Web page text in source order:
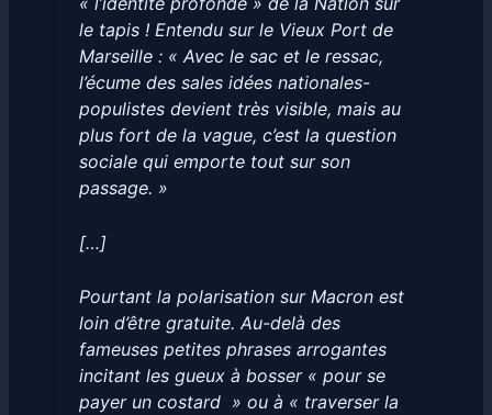
le tapis ! Entendu sur le Vieux Port de
Marseille : « Avec le sac et le ressac,
l’écume des sales idées nationales-
populistes devient très visible, mais au
plus fort de la vague, c’est la question
sociale qui emporte tout sur son
passage. »
[…]
Pourtant la polarisation sur Macron est
loin d’être gratuite. Au-delà des
fameuses petites phrases arrogantes
incitant les gueux à bosser « pour se
payer un costard » ou à « traverser la